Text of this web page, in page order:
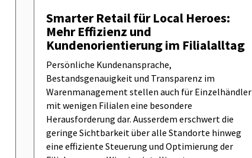
Smarter Retail für Local Heroes:
Mehr Effizienz und
Kundenorientierung im Filialalltag
Persönliche Kundenansprache,
Bestandsgenauigkeit und Transparenz im
Warenmanagement stellen auch für Einzelhändler
mit wenigen Filialen eine besondere
Herausforderung dar. Ausserdem erschwert die
geringe Sichtbarkeit über alle Standorte hinweg
eine effiziente Steuerung und Optimierung der